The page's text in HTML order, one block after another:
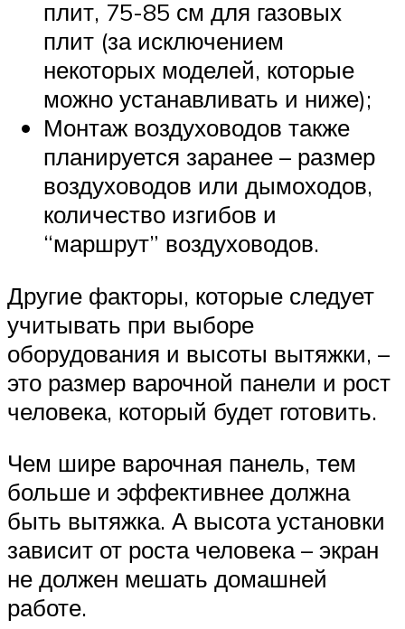
плит, 75-85 см для газовых
плит (за исключением
некоторых моделей, которые
можно устанавливать и ниже);
Монтаж воздуховодов также
планируется заранее – размер
воздуховодов или дымоходов,
количество изгибов и
“маршрут” воздуховодов.
Другие факторы, которые следует
учитывать при выборе
оборудования и высоты вытяжки, –
это размер варочной панели и рост
человека, который будет готовить.
Чем шире варочная панель, тем
больше и эффективнее должна
быть вытяжка. А высота установки
зависит от роста человека – экран
не должен мешать домашней
работе.